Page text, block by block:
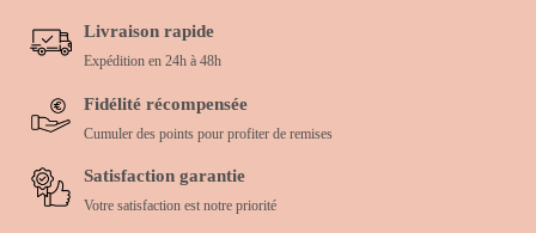
Livraison rapide
Expédition en 24h à 48h
Fidélité récompensée
Cumuler des points pour profiter de remises
Satisfaction garantie
Votre satisfaction est notre priorité